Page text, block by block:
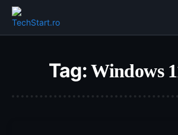
Tag:Windows